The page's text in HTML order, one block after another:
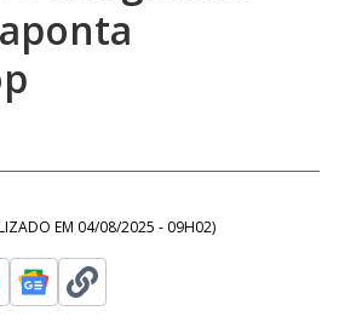
EM 04/08/2025 - 09H02)